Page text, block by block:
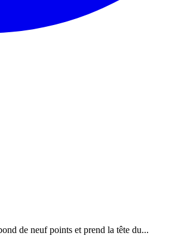
de neuf points et prend la tête du...